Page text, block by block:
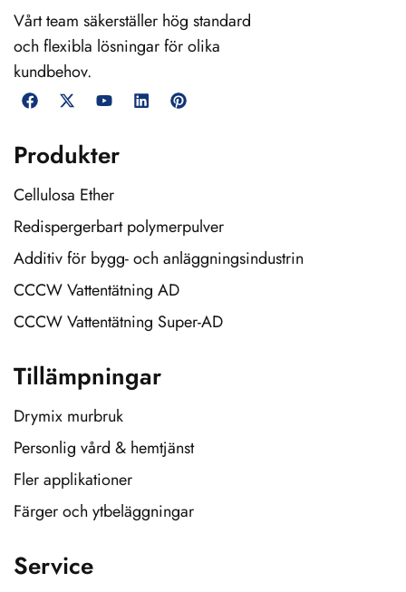
Vårt team säkerställer hög standard
och flexibla lösningar för olika
kundbehov.
Produkter
Cellulosa Ether
Redispergerbart polymerpulver
Additiv för bygg- och anläggningsindustrin
CCCW Vattentätning AD
CCCW Vattentätning Super-AD
Tillämpningar
Drymix murbruk
Personlig vård & hemtjänst
Fler applikationer
Färger och ytbeläggningar
Service